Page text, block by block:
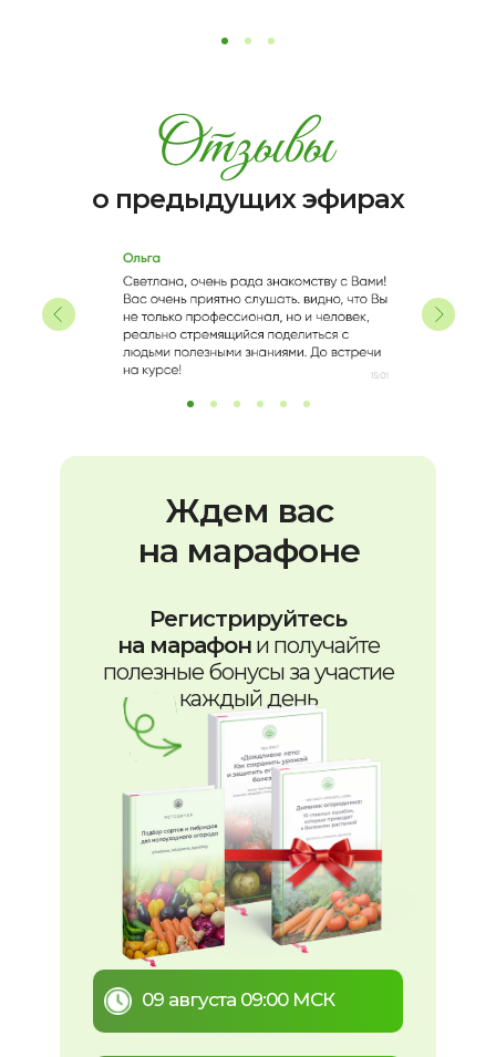
о предыдущих эфирах
Ждем вас
на марафоне
Регистрируйтесь
на марафони получайте
полезные бонусы за участие
каждый день
Зарегистрируйтесь:
09 августа 09:00 МСК